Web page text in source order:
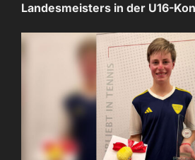
Landesmeisters in der U16-